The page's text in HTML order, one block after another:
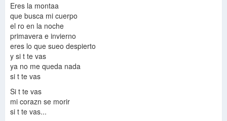
Eres la montaa
que busca mi cuerpo
el ro en la noche
primavera e invierno
eres lo que sueo despierto
y si t te vas
ya no me queda nada
si t te vas
Si t te vas
mi corazn se morir
si t te vas...